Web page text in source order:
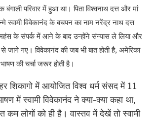
परिवार में हुआ था। पिता विश्वनाथ दत्त और मां
स्वामी विवेकानंद के बचपन का नाम नरेंद्र नाथ दत्त
के संपर्क में आने के बाद उन्होंने संन्यास ले लिया और
जागे गए। विवेकानंद की जब भी बात होती है, अमेरिका
की चर्चा जरूर होती है।
शिकागो में आयोजित विश्व धर्म संसद में 11
में स्वामी विवेकानंद ने क्या-क्या कहा था,
कम लोगों को ही है। वास्तव में देखें तो स्वामी